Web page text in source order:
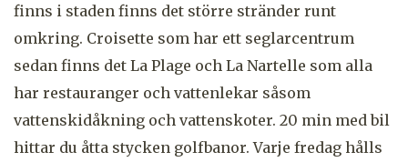
finns i staden finns det större stränder runt
omkring. Croisette som har ett seglarcentrum
sedan finns det La Plage och La Nartelle som alla
har restauranger och vattenlekar såsom
vattenskidåkning och vattenskoter. 20 min med bil
hittar du åtta stycken golfbanor. Varje fredag hålls